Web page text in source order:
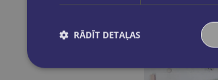
RĀDĪT DETAĻAS